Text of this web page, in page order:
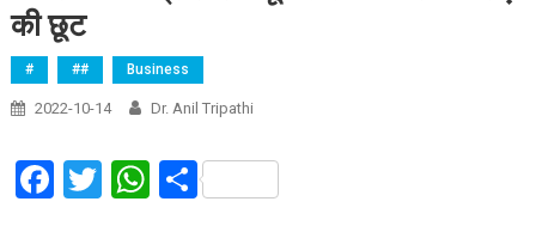
की छूट
# ## Business
2022-10-14 Dr. Anil Tripathi
Facebook
Twitter
WhatsApp
Share